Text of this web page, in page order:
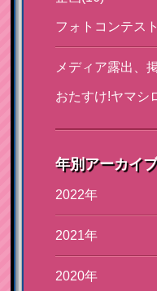
フォトコンテス
メディア露出、
おたすけ!ヤマシ
年別アーカイブ
2022年
2021年
2020年